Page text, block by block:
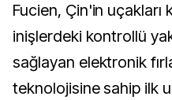
Fucien, Çin'in uçakları
inişlerdeki kontrollü
sağlayan elektronik
teknolojisine sahip ilk